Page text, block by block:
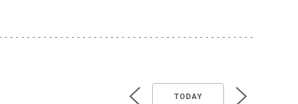
TODAY